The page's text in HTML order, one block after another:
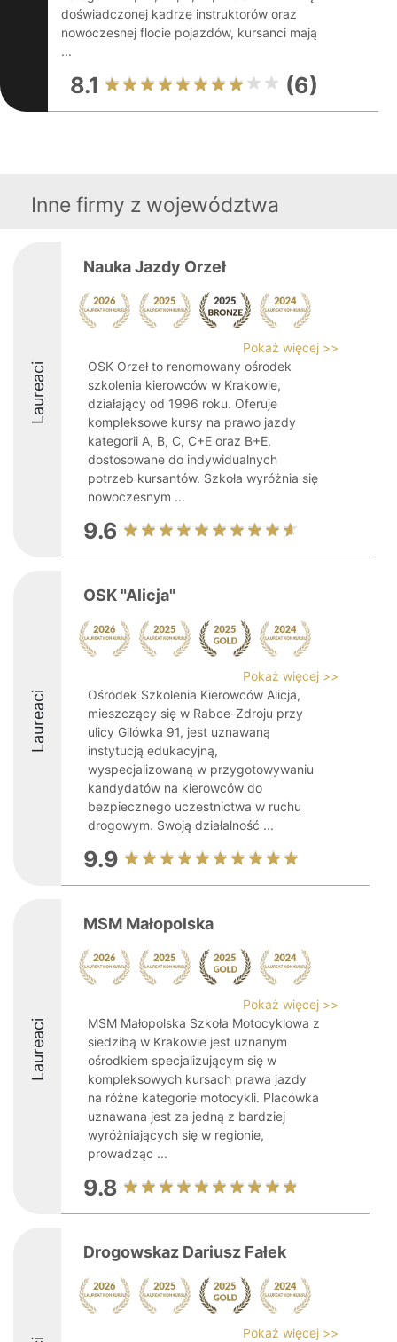
doświadczonej kadrze instruktorów oraz
nowoczesnej flocie pojazdów, kursanci mają
...
8.1 (6)
Inne firmy z województwa
Laureaci
Nauka Jazdy Orzeł
Pokaż więcej >>
OSK Orzeł to renomowany ośrodek
szkolenia kierowców w Krakowie,
działający od 1996 roku. Oferuje
kompleksowe kursy na prawo jazdy
kategorii A, B, C, C+E oraz B+E,
dostosowane do indywidualnych
potrzeb kursantów. Szkoła wyróżnia się
nowoczesnym ...
9.6
Laureaci
OSK "Alicja"
Pokaż więcej >>
Ośrodek Szkolenia Kierowców Alicja,
mieszczący się w Rabce-Zdroju przy
ulicy Gilówka 91, jest uznawaną
instytucją edukacyjną,
wyspecjalizowaną w przygotowywaniu
kandydatów na kierowców do
bezpiecznego uczestnictwa w ruchu
drogowym. Swoją działalność ...
9.9
Laureaci
MSM Małopolska
Pokaż więcej >>
MSM Małopolska Szkoła Motocyklowa z
siedzibą w Krakowie jest uznanym
ośrodkiem specjalizującym się w
kompleksowych kursach prawa jazdy
na różne kategorie motocykli. Placówka
uznawana jest za jedną z bardziej
wyróżniających się w regionie,
prowadząc ...
9.8
Drogowskaz Dariusz Fałek
Pokaż więcej >>